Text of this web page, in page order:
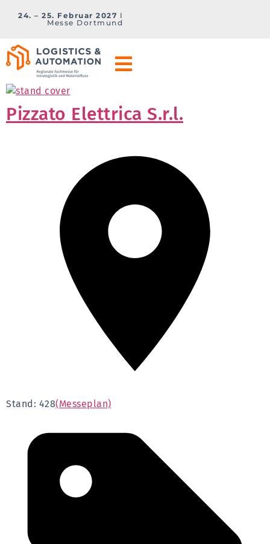
24. – 25. Februar 2027 I
Messe Dortmund
Pizzato Elettrica S.r.l.
Stand: 428(Messeplan)